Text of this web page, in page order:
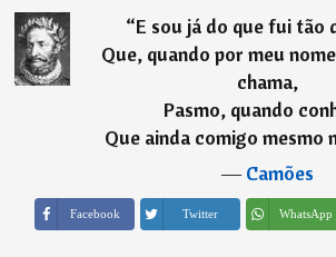
“E sou já do que fui tão
Que, quando por meu
chama,
Pasmo, quando
Que ainda comigo mesmo
―Camões
Facebook Twitter WhatsApp